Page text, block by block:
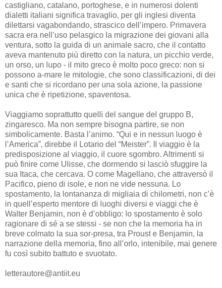
castigliano, catalano, portoghese, e in numerosi dolenti
dialetti italiani significa travaglio, per gli inglesi diventa
dilettarsi vagabondando, strascico dell’impero. Primavera
sacra era nell’uso pelasgico la migrazione dei giovani alla
ventura, sotto la guida di un animale sacro, che il contatto
aveva mantenuto più diretto con la natura, un picchio verde,
un orso, un lupo - il mito greco è molto poco greco: non si
possono a-mare le mitologie, che sono classificazioni, di dei
e santi che si ricordano per una sola azione, la passione
unica che è ripetizione, spaventosa.
Viaggiamo soprattutto quelli del sangue del gruppo B,
zingaresco. Ma non sempre bisogna partire, se non
simbolicamente. Basta l’animo. “Qui e in nessun luogo è
l’America”, direbbe il Lotario del “Meister”. Il viaggio è la
predisposizione al viaggio, il cuore sgombro. Altrimenti si
può finire come Ulisse, che dormendo si lasciò sfuggire la
sua Itaca, che cercava. O come Magellano, che attraversò il
Pacifico, pieno di isole, e non ne vide nessuna. Lo
spostamento, la lontananza di migliaia di chilometri, non c’è
in quell’esperto mentore di luoghi diversi e viaggi che è
Walter Benjamin, non è d’obbligo: lo spostamento è solo
ragionare di sé a se stessi - se non che la memoria ha in
breve colmato la sua sor-presa, tra Proust e Benjamin, la
narrazione della memoria, fino all’orlo, intenibile, mai genere
fu così subito battuto e svuotato.
letterautore@antiit.eu